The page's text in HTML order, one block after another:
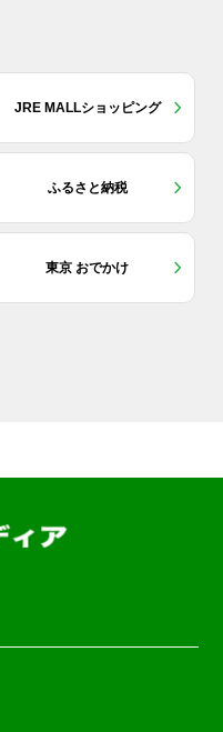
JRE MALLショッピング
ふるさと納税
東京 おでかけ